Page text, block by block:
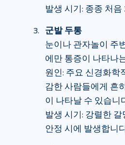
발생 시기: 종종 처음
군발 두통
눈이나 관자놀이 주
에만 통증이 나타나
원인: 주요 신경화학
감한 사람들에게 흔
이 나타날 수 있습니
발생 시기: 강렬한
안정 시에 발생합니